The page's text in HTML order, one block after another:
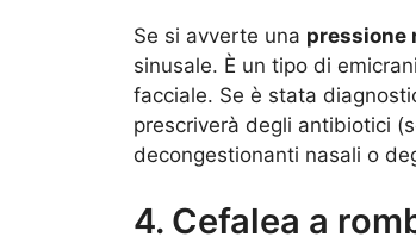
Se si avverte una pressione
sinusale. È un tipo di
facciale. Se è stata
prescriverà degli antibiotici
decongestionanti nasali o
4. Cefalea a